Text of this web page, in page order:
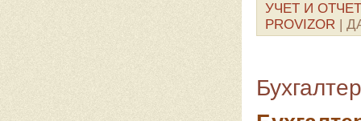
УЧЕТ И
PROVIZOR |